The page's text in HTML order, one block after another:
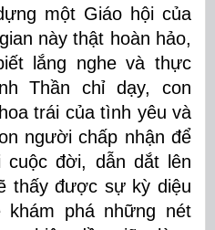
một Giáo hội của
này thật hoàn hảo,
lắng nghe và thực
Thần chỉ dạy, con
trái của tình yêu và
người chấp nhận để
cuộc đời, dẫn dắt lên
thấy được sự kỳ diệu
khám phá những nét